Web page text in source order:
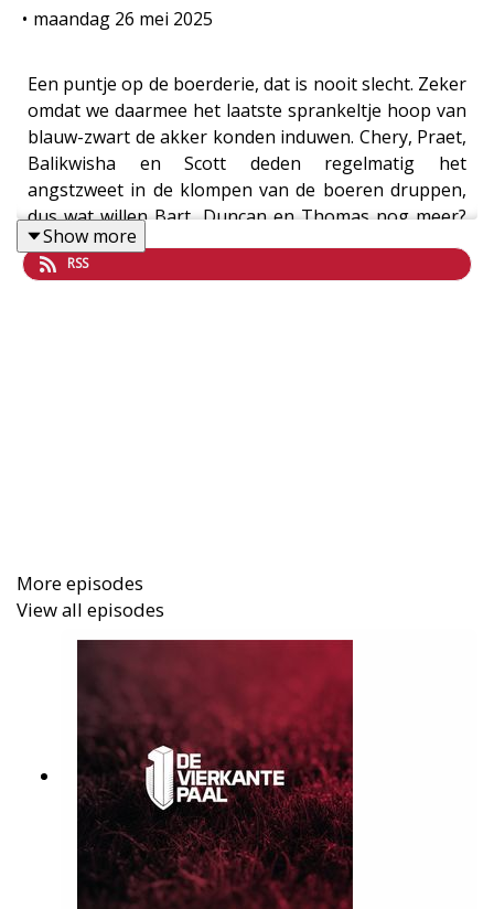
• maandag 26 mei 2025
Een puntje op de boerderie, dat is nooit slecht. Zeker
omdat we daarmee het laatste sprankeltje hoop van
blauw-zwart de akker konden induwen. Chery, Praet,
Balikwisha en Scott deden regelmatig het
angstzweet in de klompen van de boeren druppen,
dus wat willen Bart, Duncan en Thomas nog meer?
Ze blikken ook samen vooruit op #ANTCHA, niet
onbelangrijk!
Show more
RSS
More episodes
View all episodes